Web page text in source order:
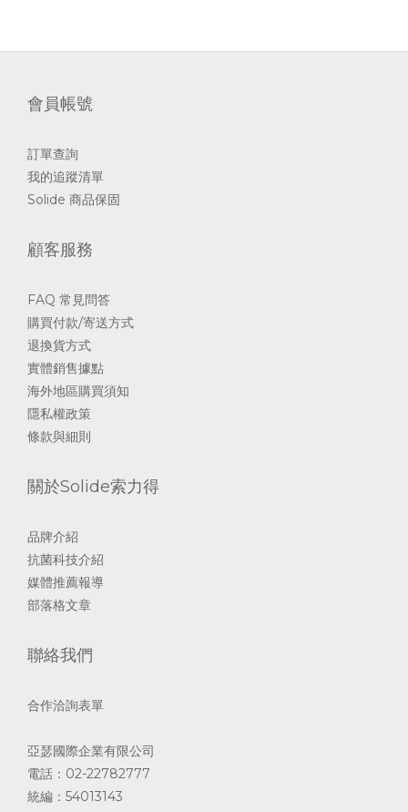
會員帳號
訂單查詢
我的追蹤清單
Solide 商品保固
顧客服務
FAQ 常見問答
購買付款/寄送方式
退換貨方式
實體銷售據點
海外地區購買須知
隱私權政策
條款與細則
關於Solide索力得
品牌介紹
抗菌科技介紹
媒體推薦報導
部落格文章
聯絡我們
合作洽詢表單
亞瑟國際企業有限公司
電話：02-22782777
統編：54013143